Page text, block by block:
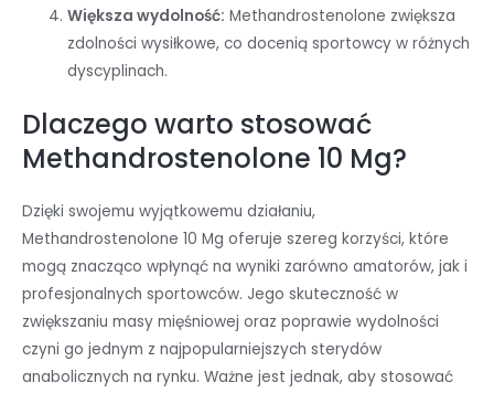
Większa wydolność: Methandrostenolone zwiększa
zdolności wysiłkowe, co docenią sportowcy w różnych
dyscyplinach.
Dlaczego warto stosować
Methandrostenolone 10 Mg?
Dzięki swojemu wyjątkowemu działaniu,
Methandrostenolone 10 Mg oferuje szereg korzyści, które
mogą znacząco wpłynąć na wyniki zarówno amatorów, jak i
profesjonalnych sportowców. Jego skuteczność w
zwiększaniu masy mięśniowej oraz poprawie wydolności
czyni go jednym z najpopularniejszych sterydów
anabolicznych na rynku. Ważne jest jednak, aby stosować